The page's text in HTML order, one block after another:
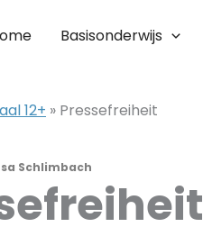
Basisonderwijs
12+ » Pressefreiheit
Schlimbach